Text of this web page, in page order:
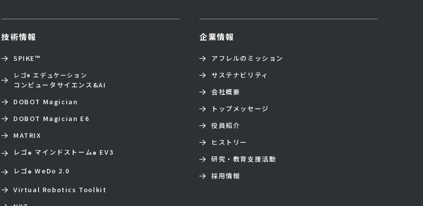
技術情報
SPIKE™
レゴ® エデュケーション
コンピュータサイエンス&AI
DOBOT Magician
DOBOT Magician E6
MATRIX
レゴ® マインドストーム® EV3
レゴ® WeDo 2.0
Virtual Robotics Toolkit
企業情報
アフレルのミッション
サステナビリティ
会社概要
トップメッセージ
役員紹介
ヒストリー
研究・教育支援活動
採用情報